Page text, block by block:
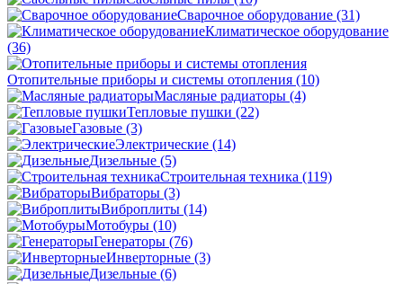
Сварочное оборудование (31)
Климатическое оборудование
(36)
Отопительные приборы и системы отопления (10)
Масляные радиаторы (4)
Тепловые пушки (22)
Газовые (3)
Электрические (14)
Дизельные (5)
Строительная техника (119)
Вибраторы (3)
Виброплиты (14)
Мотобуры (10)
Генераторы (76)
Инверторные (3)
Дизельные (6)